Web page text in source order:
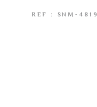
REF : SNM-4819